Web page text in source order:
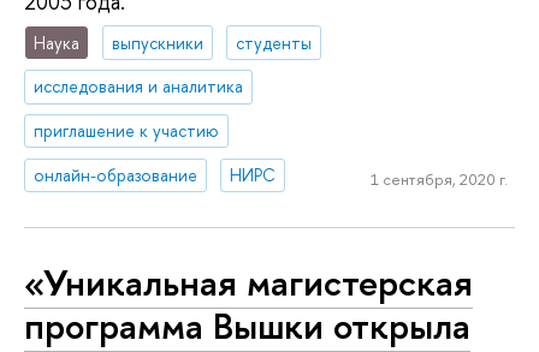
Наука выпускники
студенты
исследования и аналитика
приглашение к участию
онлайн-образование
НИРС 1 сентября, 2020 г.
«Уникальная магистерская
программа Вышки открыла